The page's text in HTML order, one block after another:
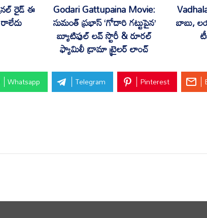
రైడ్ ఈ Godari Gattupaina Movie:
సుమంత్ ప్రభాస్ ‘గోదారి గట్టుపైన’
బ్యూటిఫుల్ లవ్ స్టొరీ & రూరల్
ఫ్యామిలీ డ్రామా ట్రైలర్ లాంచ్
బాబు,
Whatsapp Telegram Pinterest